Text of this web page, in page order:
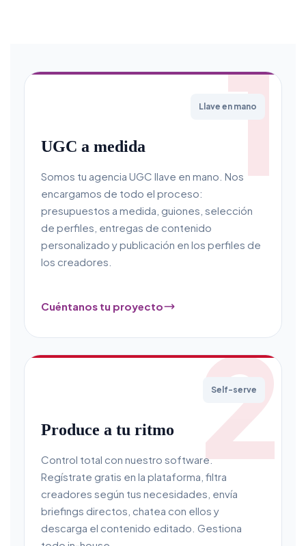
1
Llave en mano
UGC a medida
Somos tu agencia UGC llave en mano. Nos
encargamos de todo el proceso:
presupuestos a medida, guiones, selección
de perfiles, entregas de contenido
personalizado y publicación en los perfiles de
los creadores.
Cuéntanos tu proyecto
2
Self-serve
Produce a tu ritmo
Control total con nuestro software.
Regístrate gratis en la plataforma, filtra
creadores según tus necesidades, envía
briefings directos, chatea con ellos y
descarga el contenido editado. Gestiona